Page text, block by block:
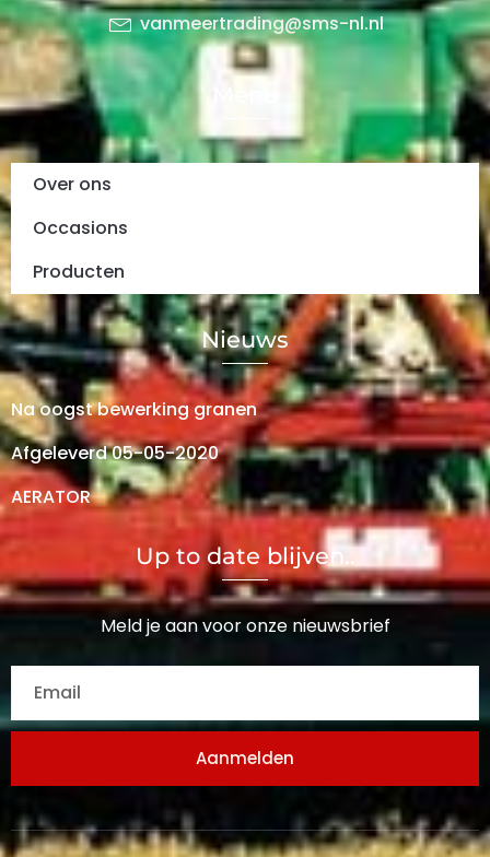
vanmeertrading@sms-nl.nl
Over ons
Occasions
Producten
Nieuws
Na oogst bewerking granen
Afgeleverd 05-05-2020
AERATOR
Up to date blijven..
Meld je aan voor onze nieuwsbrief
Aanmelden